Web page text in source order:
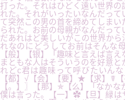
打った。それはひどく遠い世界の
れた。それがいったいなんだって
て突然この男の首を締めてしま
られた。お前の母親がなんだっ
だあれはど美しいがこの世界から
れなのにどうしてお前はそんな
【般】【银】「趣味と言えば言
まともな人はそういうのを好意
れどc君は趣味って呼びたいん
【都】√【会】【要】★【求】☤
【。】〗【那】✯【么】「なかな
僕は言った。【一】✿【旦】緑は